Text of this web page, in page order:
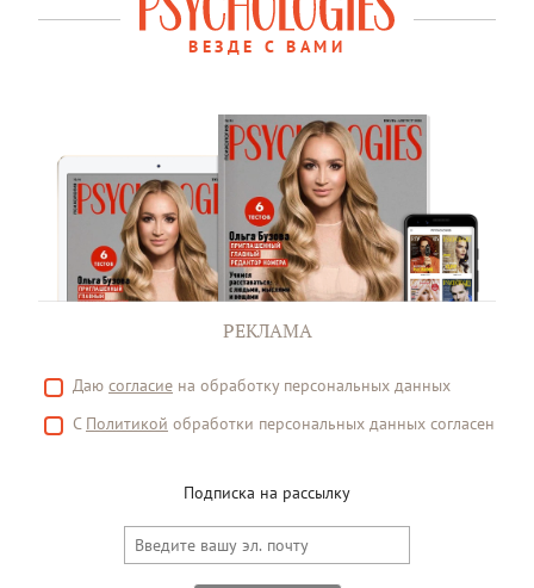
ВЕЗДЕ С ВАМИ
РЕКЛАМА
Даю согласие на обработку персональных данных
С Политикой обработки персональных данных согласен
Подписка на рассылку